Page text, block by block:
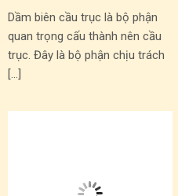
Dầm biên cầu trục là bộ phận
quan trọng cấu thành nên cầu
trục. Đây là bộ phận chịu trách
[…]